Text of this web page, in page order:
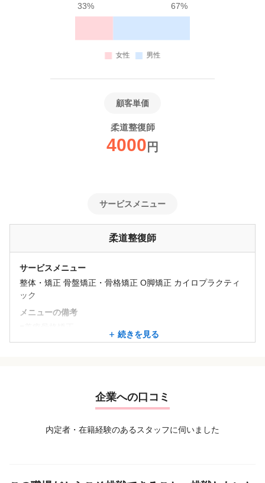
33% 67%
顧客単価
柔道整復師
4000 円
サービスメニュー
柔道整復師
サービスメニュー
整体・矯正 骨盤矯正・骨格矯正 O脚矯正 カイロプラクティ
ック
メニューの備考
■保険外治療 / 3,500円〜8,000円
続きを見る
企業への口コミ
内定者・在籍経験のあるスタッフに伺いました